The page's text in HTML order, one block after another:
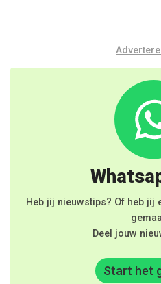
Heb jij nieuwstips? Of heb jij
Deel jouw
Start het